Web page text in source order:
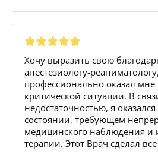
Хочу выразить свою
анестезиологу-
профессионально оказал
критической ситуации. В
недостаточностью, я
состоянии, требующем
медицинского наблюдения и
терапии. Этот Врач сделал